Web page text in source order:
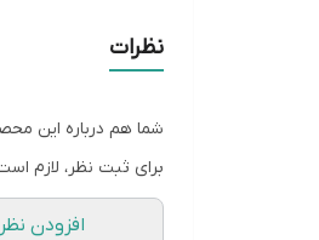
جزئیات خیره‌کننده:
کاربرد چندمنظوره:
نظرات
شما هم درباره این
برای ثبت نظر، لازم
افزودن نظر